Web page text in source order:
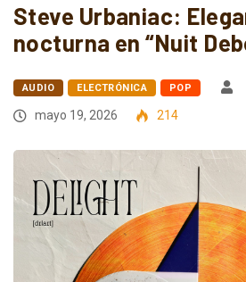
Steve Urbaniac:
nocturna en “Nuit
AUDIO ELECTRÓNICA POP
mayo 19, 2026
214